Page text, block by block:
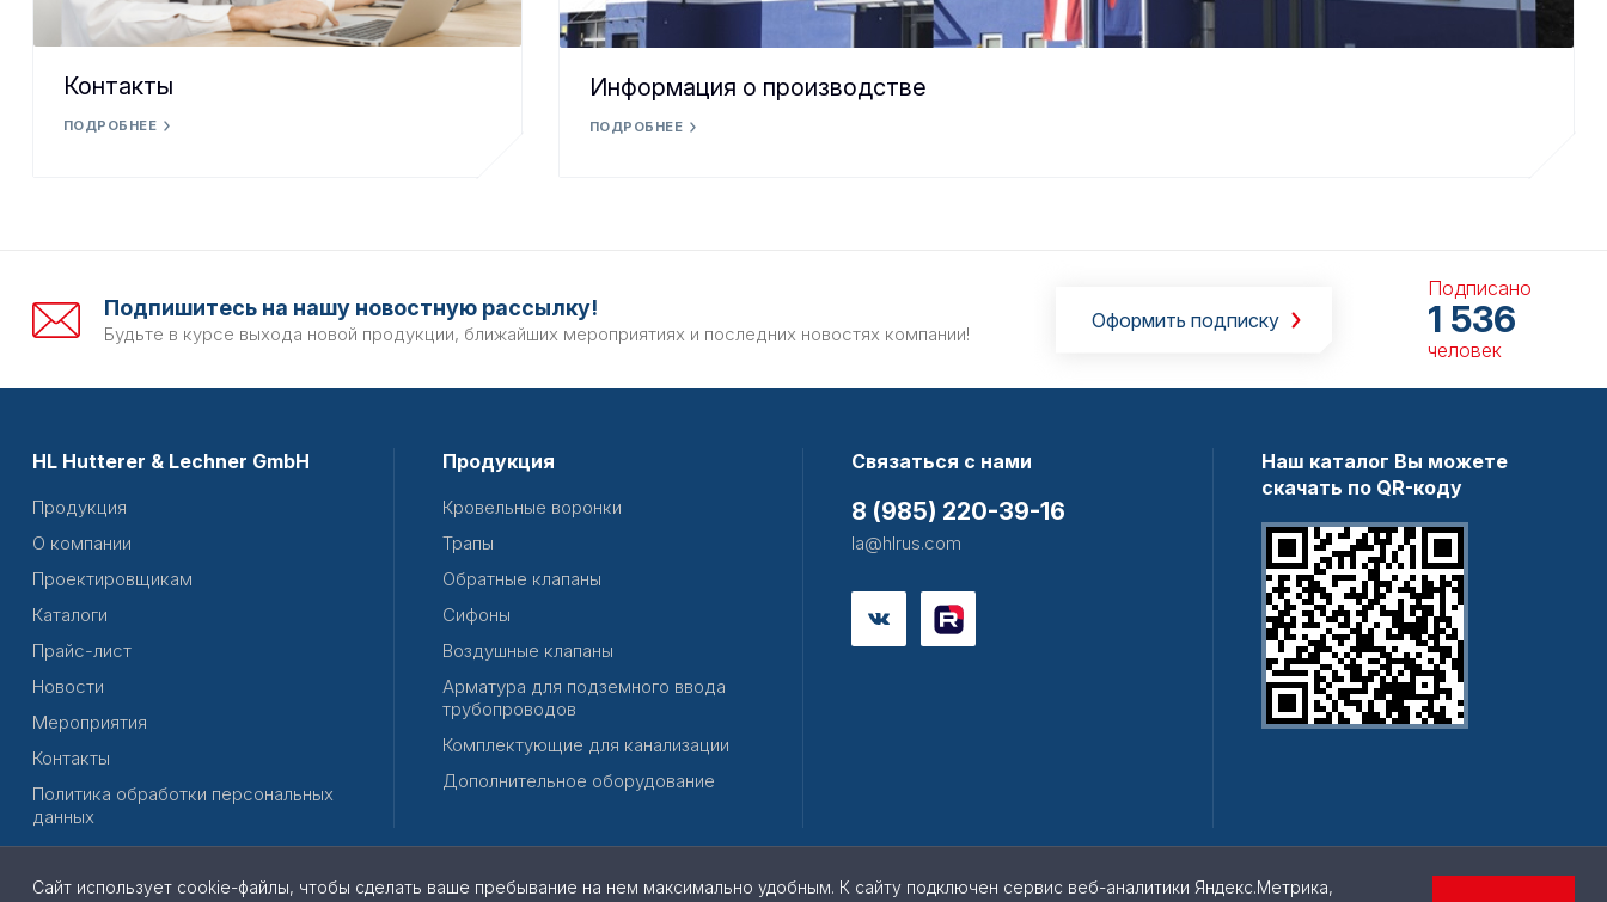
Контакты
ПОДРОБНЕЕ
Информация о производстве
ПОДРОБНЕЕ
Подпишитесь на нашу новостную рассылку!
Будьте в курсе выхода новой продукции, ближайших мероприятиях и последних новостях компании!
Оформить подписку
Подписано
1 536
человек
HL Hutterer & Lechner GmbH
Продукция
О компании
Проектировщикам
Каталоги
Прайс-лист
Новости
Мероприятия
Контакты
Политика обработки персональных
данных
Продукция
Кровельные воронки
Трапы
Обратные клапаны
Сифоны
Воздушные клапаны
Арматура для подземного ввода
трубопроводов
Комплектующие для канализации
Дополнительное оборудование
Связаться с нами
8 (985) 220-39-16
la@hlrus.com
Наш каталог Вы можете
скачать по QR-коду
Сайт использует cookie-файлы, чтобы сделать ваше пребывание на нем максимально удобным. К cайту подключен сервис веб-аналитики Яндекс.Метрика,